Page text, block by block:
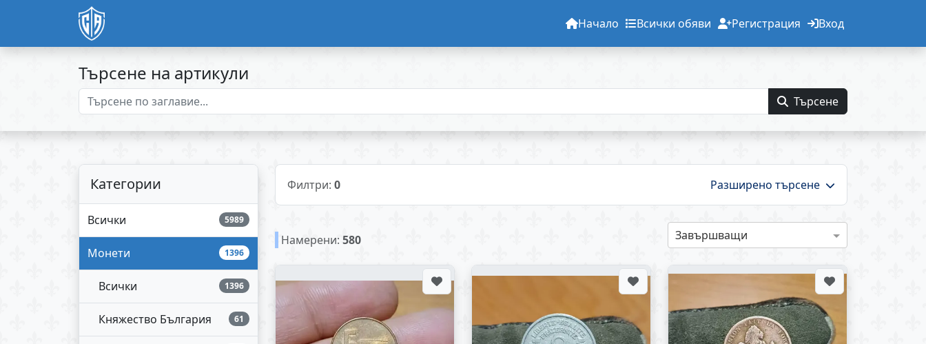
Начало Всички обяви Регистрация Вход
Търсене на артикули
Търсене
Категории
Всички 5989
Монети 1396
Всички 1396
Княжество България 61
Филтри: 0 Разширено търсене
Намерени: 580 Завършващи